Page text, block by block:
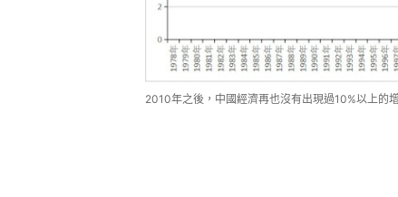
2010年之後，中國經濟再也沒有出現過10%以上的